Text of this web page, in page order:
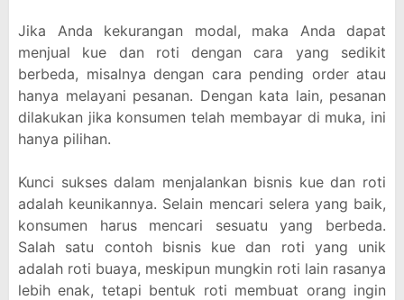
Jika Anda kekurangan modal, maka Anda dapat
menjual kue dan roti dengan cara yang sedikit
berbeda, misalnya dengan cara pending order atau
hanya melayani pesanan. Dengan kata lain, pesanan
dilakukan jika konsumen telah membayar di muka, ini
hanya pilihan.
Kunci sukses dalam menjalankan bisnis kue dan roti
adalah keunikannya. Selain mencari selera yang baik,
konsumen harus mencari sesuatu yang berbeda.
Salah satu contoh bisnis kue dan roti yang unik
adalah roti buaya, meskipun mungkin roti lain rasanya
lebih enak, tetapi bentuk roti membuat orang ingin